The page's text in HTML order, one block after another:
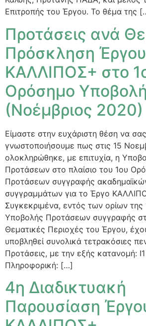
Επιτροπής του Έργου. Το θέμα της
Προτάσεις ανά
Πρόσκληση Έργου
ΚΑΛΛΙΠΟΣ+ στο
Ορόσημο
(Νοέμβριος 2020)
Είμαστε στην ευχάριστη θέση να σας
γνωστοποιήσουμε πως στις 15
ολοκληρώθηκε, με επιτυχία, η
Προτάσεων στο πλαίσιο του 1ου
Προτάσεων συγγραφής
συγγραμμάτων για το Έργο
Συγκεκριμένα, εντός των ορίων
Υποβολής Προτάσεων συγγραφής
Θεματικές Περιοχές του Έργου,
υποβληθεί συνολικά τετρακόσιες
Προτάσεις, με την εξής κατανομή:
Πληροφορική: […]
4η Διαδικτυακή
Παρουσίαση